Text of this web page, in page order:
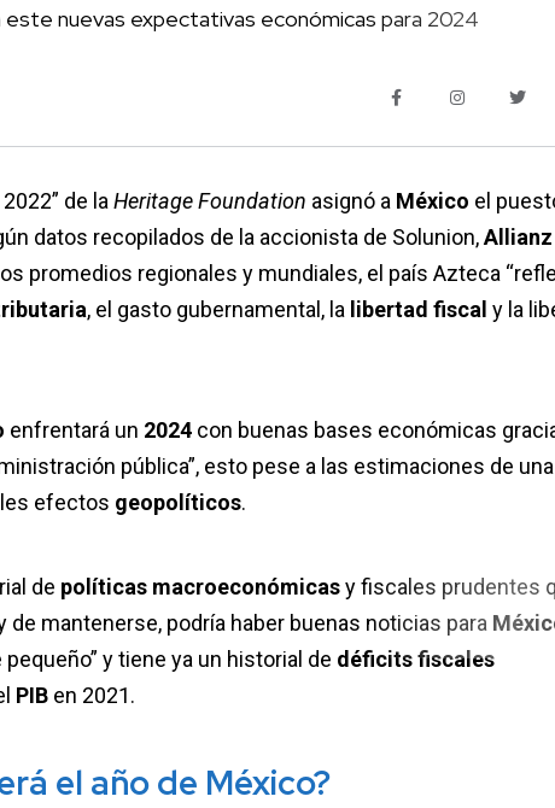
nuevas expectativas económicas para 2024
2022” de laHeritage Foundation asignó a México el
datos recopilados de la accionista de Solunion,Allianz
promedios regionales y mundiales, el país Azteca
, el gasto gubernamental, la libertad fiscal y la
enfrentará un 2024 con buenas bases económicas
pública”, esto pese a las estimaciones de una
efectos geopolíticos.
de políticas macroeconómicasy fiscales prudentes
mantenerse, podría haber buenas noticias para
y tiene ya un historial de déficits fiscales
PIB en 2021.
el año de México?